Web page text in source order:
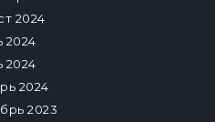
2024
2024
2024
2024
2023